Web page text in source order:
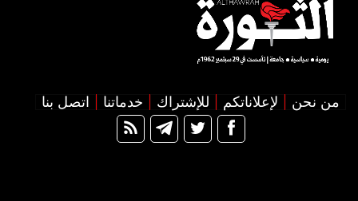
من نحن لإعلاناتكم للإشتراك خدماتنا اتصل بنا